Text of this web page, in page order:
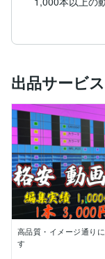
累計視聴回数
②テロップ挿入
③BGM、効果音
④色調補正
⑤エフェクト
⑥モザイク挿入
⑦サムネイル作
【納品目安】
素材受け取り
※完璧に仕上げ
(お急ぎ納品も
【動画編集で
出品サービス
高品質・イメージ通り
す